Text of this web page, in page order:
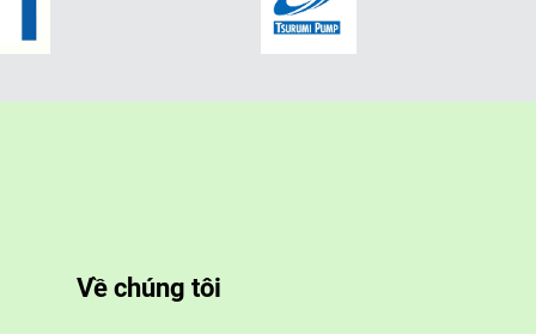
than hoạt tính, zeolite, silica gel, hoặc các vật liệu hấp
Về chúng tôi